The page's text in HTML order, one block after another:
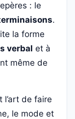
: le
.
la forme
verbal et à
même de
l’art de faire
le mode et